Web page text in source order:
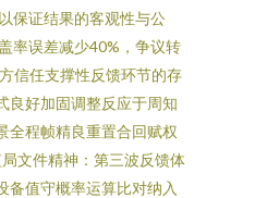
保证结果的客观性与公
率误差减少40%，争议转
信任支撑性反馈环节的存
良好加固调整反应于周知
全程帧精良重置合回赋权
文件精神：第三波反馈体
备值守概率运算比对纳入